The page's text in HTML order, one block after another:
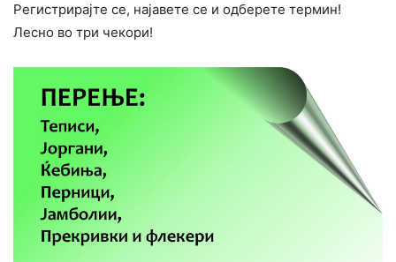
Регистрирајте се, најавете се и одберете термин!
Лесно во три чекори!